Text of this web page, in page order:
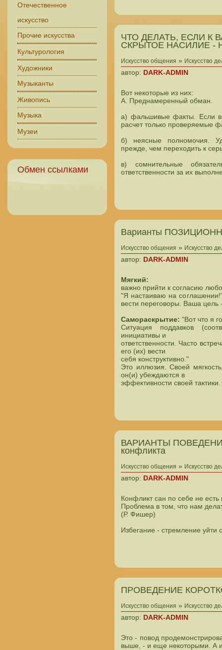
Отечественное
искусство
Прочие искусства
Культурология
Художники
Музыканты
Живопись
Музыка
Музеи
Обмен ссылками
ЧТО ДЕЛАТЬ, ЕСЛИ К
СКРЫТОЕ НАСИЛИЕ -
Искусство общения » Искусство
автор: DARK-ADMIN
Вот некоторые из них:
А. Преднамеренный обман.
а) фальшивые факты. Если
расчет только проверяемые
б) неясные полномочия.
прежде, чем переходить к
в) сомнительные
ответственности за их
Варианты
Искусство общения » Искусство
автор: DARK-ADMIN
Мягкий:
важно прийти к согласию
"Я настаиваю на
вести переговоры. Ваша
Самораскрытие: "Вот что я
Ситуация поддавков
инициативы и
ответственности. Часто
его (их) вести
себя конструктивно."
Это иллюзия. Своей
он(и) убеждаются в
эффективности своей тактики.
ВАРИАНТЫ
конфликта
Искусство общения » Искусство
автор: DARK-ADMIN
Конфликт сан по себе не
Проблема в том, что нам
(Р. Фишер)
Избегание - стремление уйти
ПРОВЕДЕНИЕ
Искусство общения » Искусство
автор: DARK-ADMIN
Это - повод
выше, - и еще некоторыми. А